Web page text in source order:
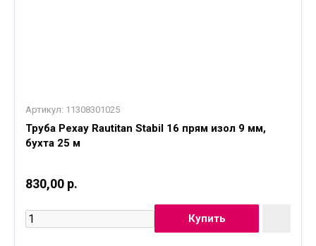
Артикул: 11308301025
Труба Рехау Rautitan Stabil 16 прям изол 9 мм,
бухта 25 м
830,00 р.